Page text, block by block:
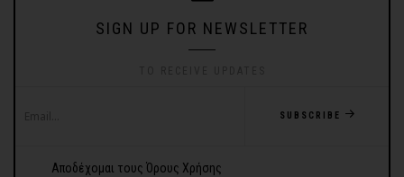
SIGN UP FOR NEWSLETTER
SUBSCRIBE
Αποδέχομαι τους Όρους Χρήσης